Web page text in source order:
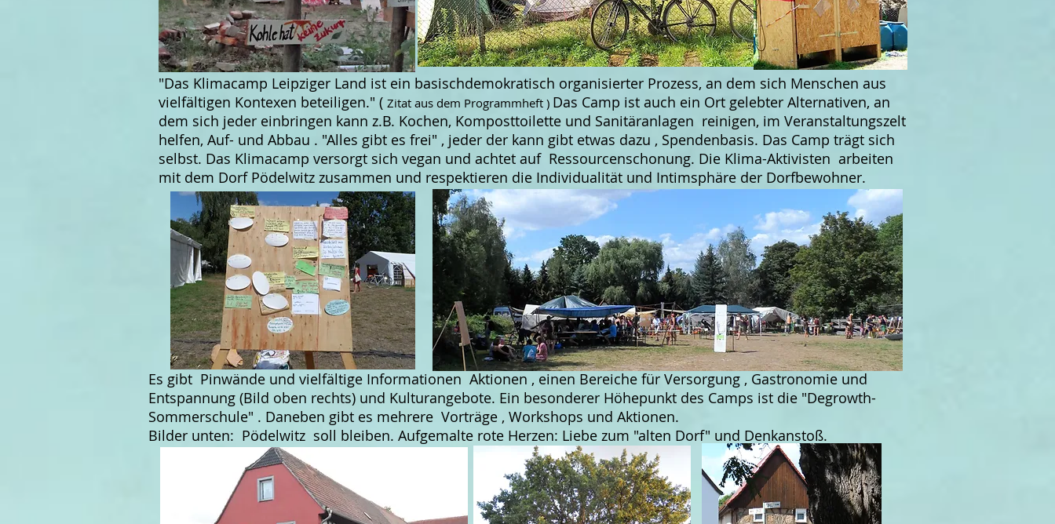
"Das Klimacamp Leipziger Land ist ein basischdemokratisch organisierter Prozess, an dem sich Menschen aus
vielfältigen Kontexen beteiligen." ( Zitat aus dem Programmheft ) Das Camp ist auch ein Ort gelebter Alternativen, an
dem sich jeder einbringen kann z.B. Kochen, Komposttoilette und Sanitäranlagen reinigen, im Veranstaltungszelt
helfen, Auf- und Abbau . "Alles gibt es frei" , jeder der kann gibt etwas dazu , Spendenbasis. Das Camp trägt sich
selbst. Das Klimacamp versorgt sich vegan und achtet auf Ressourcenschonung. Die Klima-Aktivisten arbeiten
mit dem Dorf Pödelwitz zusammen und respektieren die Individualität und Intimsphäre der Dorfbewohner.
Es gibt Pinwände und vielfältige Informationen Aktionen , einen Bereiche für Versorgung , Gastronomie und
Entspannung (Bild oben rechts) und Kulturangebote. Ein besonderer Höhepunkt des Camps ist die "Degrowth-
Sommerschule" . Daneben gibt es mehrere Vorträge , Workshops und Aktionen.
Bilder unten: Pödelwitz soll bleiben. Aufgemalte rote Herzen: Liebe zum "alten Dorf" und Denkanstoß.